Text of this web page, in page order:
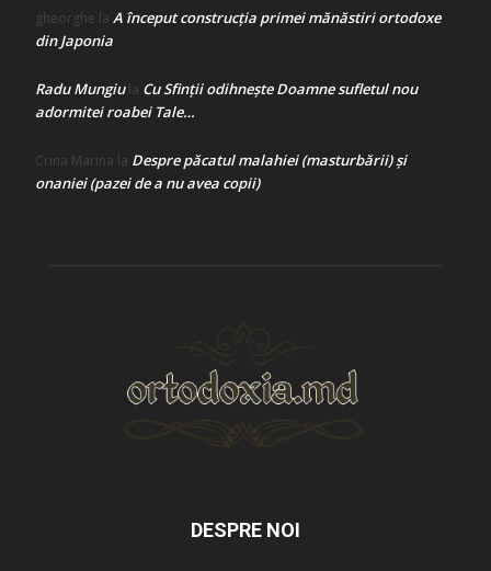
gheorghe la A început construcţia primei mănăstiri ortodoxe
din Japonia
Radu Mungiula Cu Sfinții odihnește Doamne sufletul nou
adormitei roabei Tale…
Crina Marina la Despre păcatul malahiei (masturbării) şi
onaniei (pazei de a nu avea copii)
DESPRE NOI